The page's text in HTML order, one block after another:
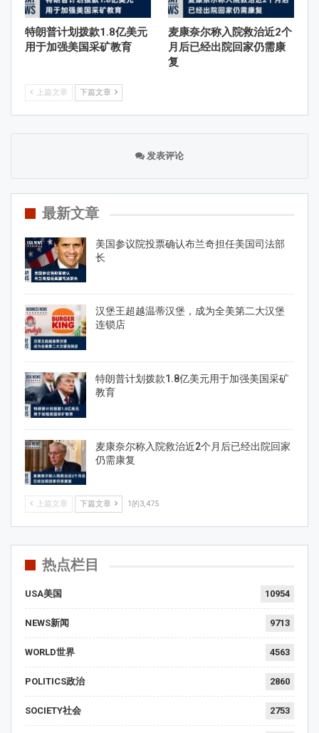
特朗普计划拨款1.8亿美元
用于加强美国采矿教育
麦康奈尔称入院救治近2个
月后已经出院回家仍需康
复
上篇文章 下篇文章
发表评论
最新文章
美国参议院投票确认布兰奇担任美国司法部
长
汉堡王超越温蒂汉堡，成为全美第二大汉堡
连锁店
特朗普计划拨款1.8亿美元用于加强美国采矿
教育
麦康奈尔称入院救治近2个月后已经出院回家
仍需康复
上篇文章 下篇文章 1的3,475
热点栏目
USA美国 10954
NEWS新闻 9713
WORLD世界 4563
POLITICS政治 2860
SOCIETY社会 2753